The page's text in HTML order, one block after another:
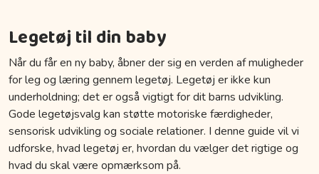
Legetøj til din baby
Når du får en ny baby, åbner der sig en verden af muligheder
for leg og læring gennem legetøj. Legetøj er ikke kun
underholdning; det er også vigtigt for dit barns udvikling.
Gode legetøjsvalg kan støtte motoriske færdigheder,
sensorisk udvikling og sociale relationer. I denne guide vil vi
udforske, hvad legetøj er, hvordan du vælger det rigtige og
hvad du skal være opmærksom på.